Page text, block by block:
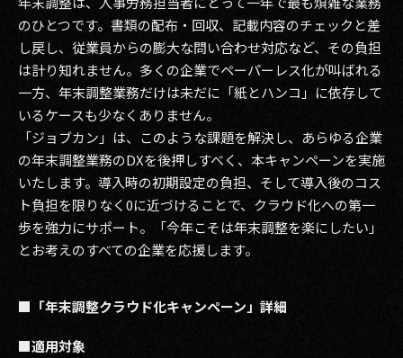
2018
2017
2016
2015
2014
2013
2012
2011
のひとつです。書類の配布・回収、記載内容のチェックと差
し戻し、従業員からの膨大な問い合わせ対応など、その負担
は計り知れません。多くの企業でペーパーレス化が叫ばれる
一方、年末調整業務だけは未だに「紙とハンコ」に依存して
いるケースも少なくありません。
「ジョブカン」は、このような課題を解決し、あらゆる企業
の年末調整業務のDXを後押しすべく、本キャンペーンを実施
いたします。導入時の初期設定の負担、そして導入後のコス
ト負担を限りなく0に近づけることで、クラウド化への第一
歩を強力にサポート。「今年こそは年末調整を楽にしたい」
とお考えのすべての企業を応援します。
■「年末調整クラウド化キャンペーン」詳細
■適用対象